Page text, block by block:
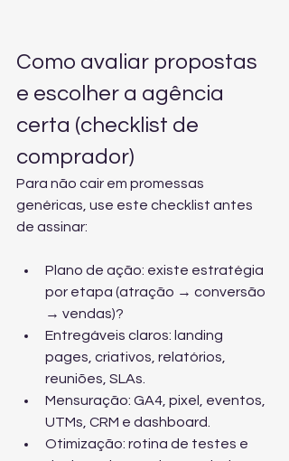
Como avaliar propostas
e escolher a agência
certa (checklist de
comprador)
Para não cair em promessas
genéricas, use este checklist antes
de assinar:
Plano de ação: existe estratégia
por etapa (atração → conversão
→ vendas)?
Entregáveis claros: landing
pages, criativos, relatórios,
reuniões, SLAs.
Mensuração: GA4, pixel, eventos,
UTMs, CRM e dashboard.
Otimização: rotina de testes e